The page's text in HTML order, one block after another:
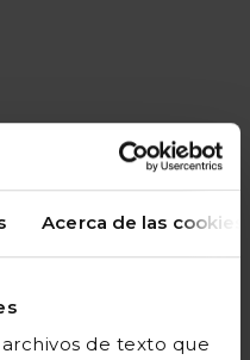
Acerca de las cookies
de texto que
a la cesta